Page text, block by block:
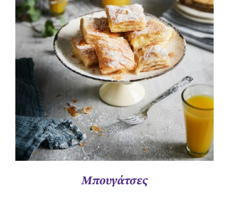
ΛΕΠΤΟΜΈΡΕΙΕΣ
Μπουγάτσες